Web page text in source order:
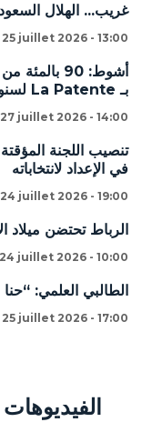
غريب... الهلال
25 juillet 2026 - 13:00
أشوط: 90
بـ La Patente لسنوات
27 juillet 2026 - 14:00
تنصيب اللجنة
في الإعداد لانتخاباته
24 juillet 2026 - 19:00
الرباط تحتضن ميلاد
24 juillet 2026 - 10:00
الطالبي العلمي:
25 juillet 2026 - 17:00